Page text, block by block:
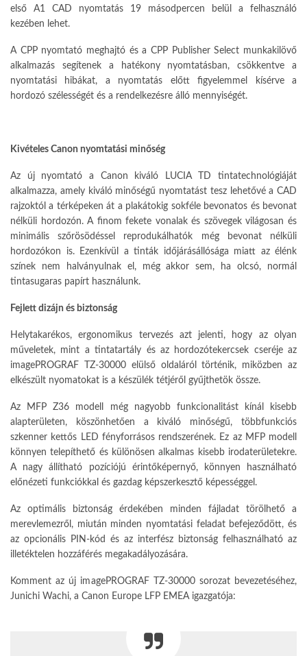
első A1 CAD nyomtatás 19 másodpercen belül a felhasználó
kezében lehet.
A CPP nyomtató meghajtó és a CPP Publisher Select munkakilövő
alkalmazás segítenek a hatékony nyomtatásban, csökkentve a
nyomtatási hibákat, a nyomtatás előtt figyelemmel kísérve a
hordozó szélességét és a rendelkezésre álló mennyiségét.
Kivételes Canon nyomtatási minőség
Az új nyomtató a Canon kiváló LUCIA TD tintatechnológiáját
alkalmazza, amely kiváló minőségű nyomtatást tesz lehetővé a CAD
rajzoktól a térképeken át a plakátokig sokféle bevonatos és bevonat
nélküli hordozón. A finom fekete vonalak és szövegek világosan és
minimális szőrösödéssel reprodukálhatók még bevonat nélküli
hordozókon is. Ezenkívül a tinták időjárásállósága miatt az élénk
színek nem halványulnak el, még akkor sem, ha olcsó, normál
tintasugaras papírt használunk.
Fejlett dizájn és biztonság
Helytakarékos, ergonomikus tervezés azt jelenti, hogy az olyan
műveletek, mint a tintatartály és az hordozótekercsek cseréje az
imagePROGRAF TZ-30000 elülső oldaláról történik, miközben az
elkészült nyomatokat is a készülék tétjéről gyűjthetök össze.
Az MFP Z36 modell még nagyobb funkcionalitást kínál kisebb
alapterületen, köszönhetően a kiváló minőségű, többfunkciós
szkenner kettős LED fényforrásos rendszerének. Ez az MFP modell
könnyen telepíthető és különösen alkalmas kisebb irodaterületekre.
A nagy állítható pozíciójú érintőképernyő, könnyen használható
előnézeti funkciókkal és gazdag képszerkesztő képességgel.
Az optimális biztonság érdekében minden fájladat törölhető a
merevlemezről, miután minden nyomtatási feladat befejeződött, és
az opcionális PIN-kód és az interfész biztonság felhasználható az
illetéktelen hozzáférés megakadályozására.
Komment az új imagePROGRAF TZ-30000 sorozat bevezetéséhez,
Junichi Wachi, a Canon Europe LFP EMEA igazgatója: